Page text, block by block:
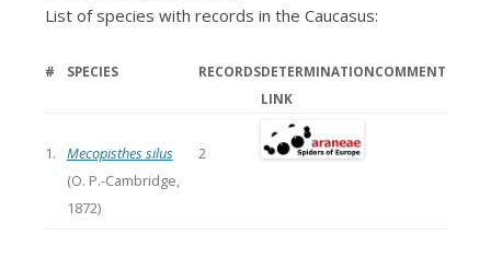
List of species with records in the Caucasus:
# SPECIES RECORDSDETERMINATION
LINK
COMMENT
1.
Mecopisthes silus
(O. P.-Cambridge,
1872)
2